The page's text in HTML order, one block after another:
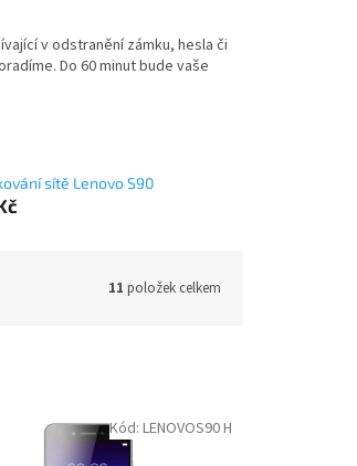
v odstranění zámku, hesla či
Do 60 minut bude vaše
sítě Lenovo S90
11 položek celkem
Kód: LENOVOS90 H